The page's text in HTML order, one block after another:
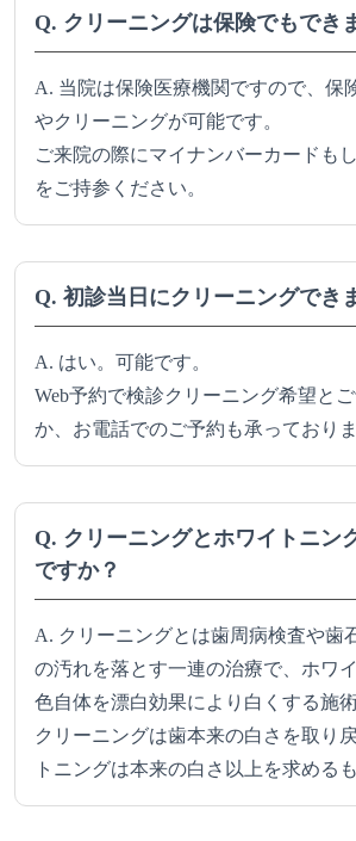
Q. クリーニングは保険でもでき
A. 当院は保険医療機関ですので、保
やクリーニングが可能です。
ご来院の際にマイナンバーカードも
をご持参ください。
Q. 初診当日にクリーニングでき
A. はい。可能です。
Web予約で検診クリーニング希望と
か、お電話でのご予約も承っておりま
Q. クリーニングとホワイトニン
ですか？
A. クリーニングとは歯周病検査や歯
の汚れを落とす一連の治療で、ホワ
色自体を漂白効果により白くする施術
クリーニングは歯本来の白さを取り
トニングは本来の白さ以上を求める